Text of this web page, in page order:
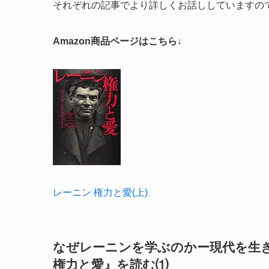
それぞれの記事でより詳しくお話ししています
Amazon商品ページはこちら↓
レーニン 権力と愛(上)
なぜレーニンを学ぶのかー現代を生
権力と愛』を読む⑴